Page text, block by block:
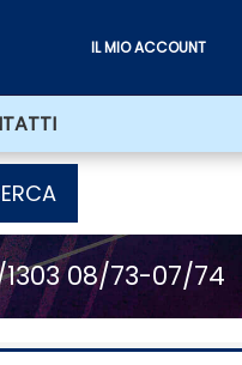
IL MIO ACCOUNT
08/73-07/74